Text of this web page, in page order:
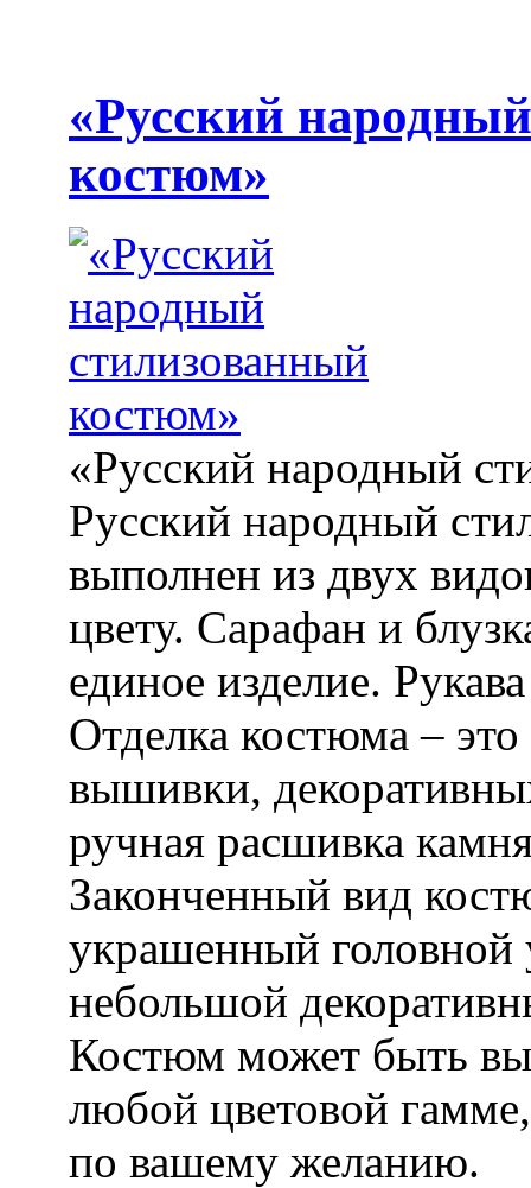
«Русский
костюм»
«Русский народный
Русский народный
выполнен из двух
цвету. Сарафан и
единое изделие.
Отделка костюма –
вышивки,
ручная расшивка
Законченный вид
украшенный
небольшой
Костюм может быть
любой цветовой
по вашему желанию.